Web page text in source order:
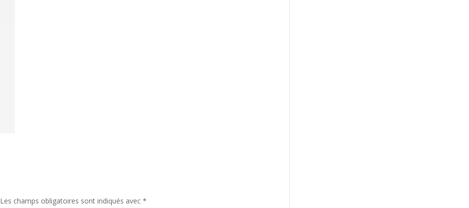
Les champs obligatoires sont indiqués avec*